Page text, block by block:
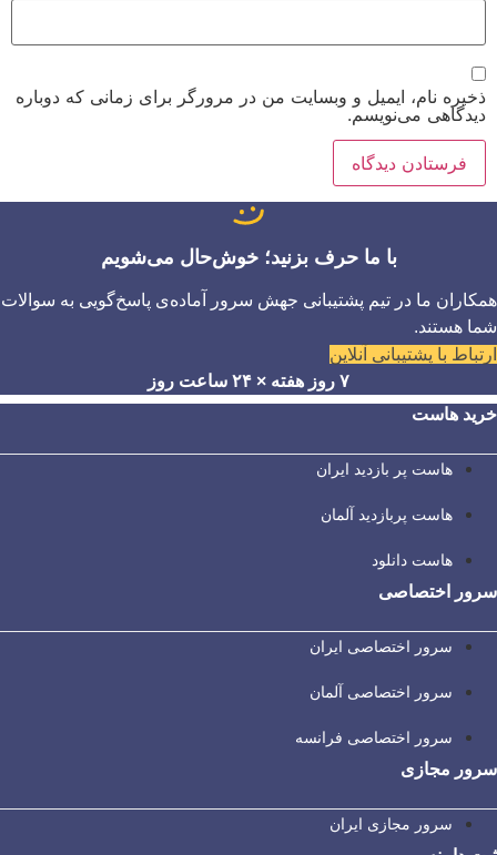
ذخیره نام، ایمیل و وبسایت من در مرورگر برای زمانی که دوباره
دیدگاهی می‌نویسم.
با ما حرف بزنید؛ خوش‌حال می‌شویم
همکاران ما در تیم پشتیبانی جهش سرور آماده‌ی پاسخ‌گویی به سوالات
شما هستند.
ارتباط با پشتیبانی آنلاین
۷ روز هفته × ۲۴ ساعت روز
خرید هاست
هاست پر بازدید ایران
هاست پربازدید آلمان
هاست دانلود
سرور اختصاصی
سرور اختصاصی ایران
سرور اختصاصی آلمان
سرور اختصاصی فرانسه
سرور مجازی
سرور مجازی ایران